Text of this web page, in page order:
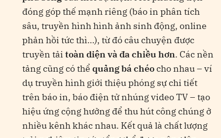
đóng góp thế mạnh riêng (báo in phân tích
sâu, truyền hình hình ảnh sinh động, online
phản hồi tức thì…), từ đó câu chuyện được
truyền tải toàn diện và đa chiều hơn. Các nền
tảng cũng có thể quảng bá chéocho nhau – ví
dụ truyền hình giới thiệu phóng sự chi tiết
trên báo in, báo điện tử nhúng video TV – tạo
hiệu ứng cộng hưởng để thu hút công chúng ở
nhiều kênh khác nhau​. Kết quả là chất lượng